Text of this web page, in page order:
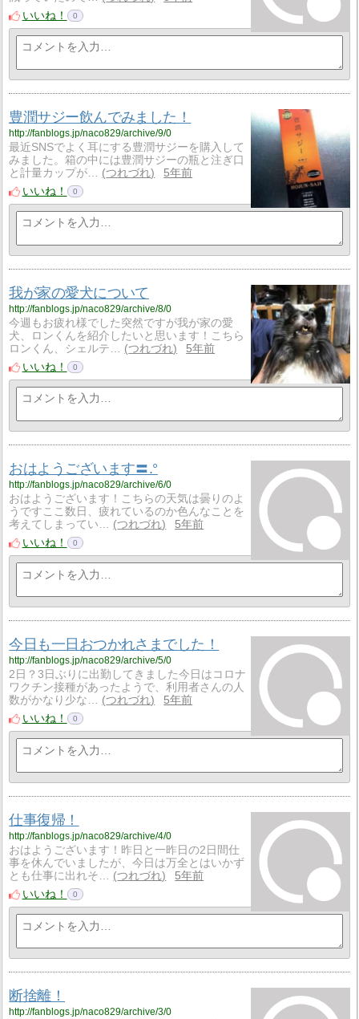
いいね！
0
豊潤サジー飲んでみました！
http://fanblogs.jp/naco829/archive/9/0
最近SNSでよく耳にする豊潤サジーを購入して
みました。箱の中には豊潤サジーの瓶と注ぎ口
と計量カップが…
つれづれ
5年前
いいね！
0
我が家の愛犬について
http://fanblogs.jp/naco829/archive/8/0
今週もお疲れ様でした突然ですが我が家の愛
犬、ロンくんを紹介したいと思います！こちら
ロンくん、シェルテ…
つれづれ
5年前
いいね！
0
おはようございます〓️.°
http://fanblogs.jp/naco829/archive/6/0
おはようございます！こちらの天気は曇りのよ
うですここ数日、疲れているのか色んなことを
考えてしまってい…
つれづれ
5年前
いいね！
0
今日も一日おつかれさまでした！
http://fanblogs.jp/naco829/archive/5/0
2日？3日ぶりに出勤してきました今日はコロナ
ワクチン接種があったようで、利用者さんの人
数がかなり少な…
つれづれ
5年前
いいね！
0
仕事復帰！
http://fanblogs.jp/naco829/archive/4/0
おはようございます！昨日と一昨日の2日間仕
事を休んでいましたが、今日は万全とはいかず
とも仕事に出れそ…
つれづれ
5年前
いいね！
0
断捨離！
http://fanblogs.jp/naco829/archive/3/0